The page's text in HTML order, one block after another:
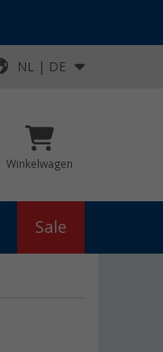
NL | DE
Winkelwagen
Sale